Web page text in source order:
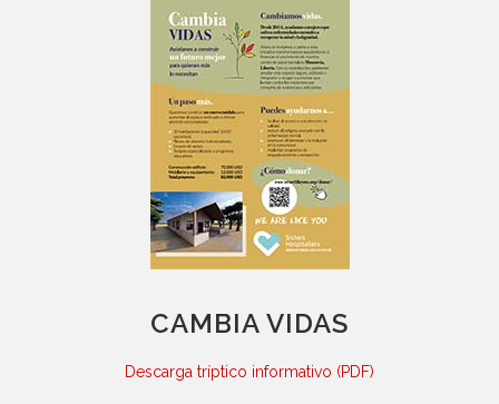
CAMBIA VIDAS
Descarga tríptico informativo (PDF)